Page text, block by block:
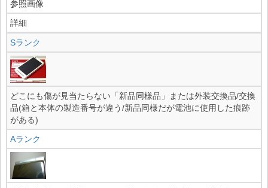
参照画像
詳細
Sランク
どこにも傷が見当たらない「新品同様品」または外装交換品/交換
品(箱と本体の製造番号が違う/新品同様だが電池に使用した痕跡
がある)
Aランク